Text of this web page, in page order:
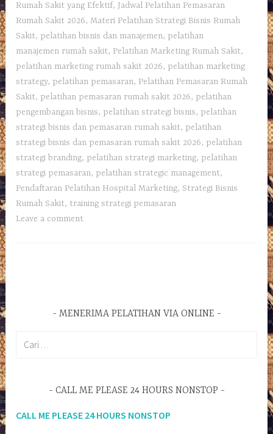
Rumah Sakit yang Efektif, Jadwal Pelatihan Pemasaran
Rumah Sakit 2026,Materi Pelatihan Strategi Bisnis Rumah
Sakit, pelatihan bisnis dan manajemen, pelatihan
manajemen rumah sakit, Pelatihan Marketing Rumah Sakit,
pelatihan marketing rumah sakit 2026, pelatihan marketing
strategy, pelatihan pemasaran, Pelatihan Pemasaran Rumah
Sakit, pelatihan pemasaran rumah sakit 2026, pelatihan
pengembangan bisnis, pelatihan strategi bisnis, pelatihan
strategi bisnis dan pemasaran rumah sakit, pelatihan
strategi bisnis dan pemasaran rumah sakit 2026, pelatihan
strategi branding, pelatihan strategi marketing, pelatihan
strategi pemasaran, pelatihan strategic management,
Pendaftaran Pelatihan Hospital Marketing, Strategi Bisnis
Rumah Sakit, training strategi pemasaran
Leave a comment
MENERIMA PELATIHAN VIA ONLINE
CALL ME PLEASE 24 HOURS NONSTOP
CALL ME PLEASE 24 HOURS NONSTOP